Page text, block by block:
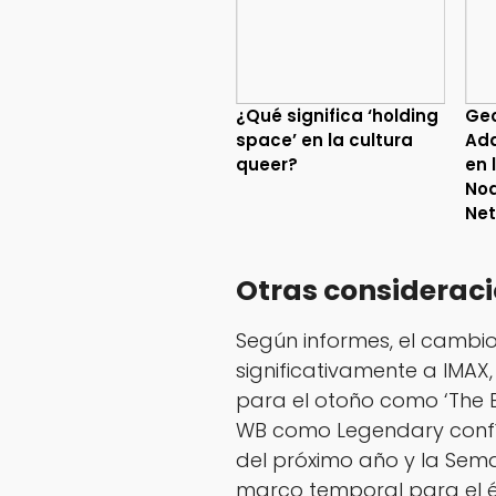
¿Qué significa ‘holding
space’ en la cultura
queer?
en
Otras
Según informes, el
significativamente a
para el otoño como ‘The
WB como Legendary
del próximo año y la
marco temporal para el